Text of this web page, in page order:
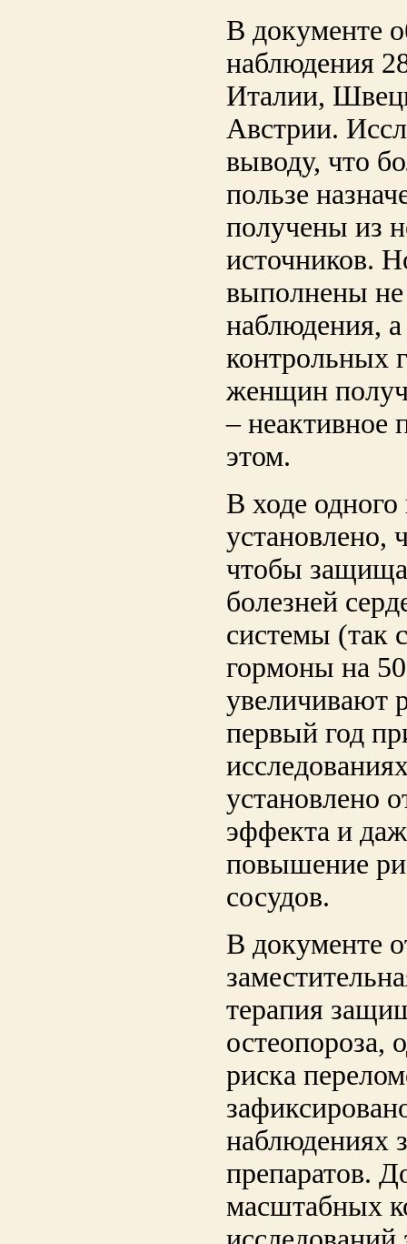
В документе
наблюдения
Италии,
Австрии.
выводу, что
пользе
получены из
источников.
выполнены
наблюдения,
контрольных
женщин
– неактивное
этом.
В ходе
установлено,
чтобы
болезней
системы (так
гормоны на
увеличивают
первый год
установлено
эффекта и
повышение
сосудов.
В документе
терапия
остеопороза,
риска
наблюдениях
препаратов.
масштабных